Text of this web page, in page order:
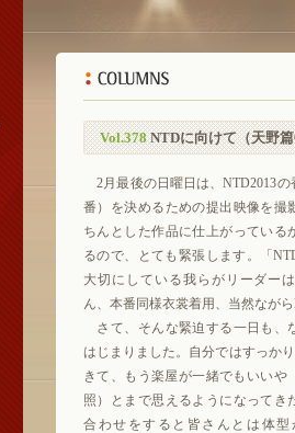
Vol.378NTDに向けて（天野
2月最後の日曜日は、NTD2013の
番）を決めるための提出映像を撮
ちんとした作品に仕上がっている
るので、とても緊張します。「
大切にしている我らがリーダー
ん、本番同様衣裳着用、当然なが
さて、そんな緊迫する一日も、
はじまりました。自分ではすっかり
きて、もう楽屋が一緒でもいいや
照）とまで思えるようになってき
合わせをすると皆さんとは体